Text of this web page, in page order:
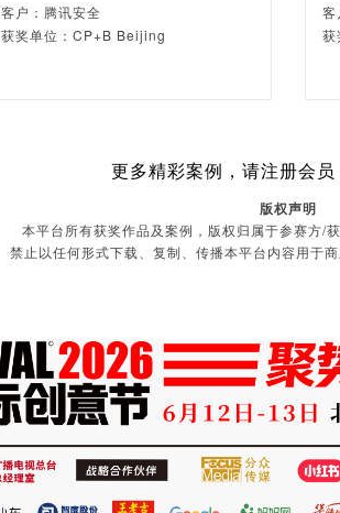
客户：腾讯安全
获奖单位：CP+B Beijing
客
获
更多精彩案例，请注册会员
版权声明
本平台所有获奖作品及案例，版权归属于参赛方/
禁止以任何形式下载、复制、传播本平台内容用于